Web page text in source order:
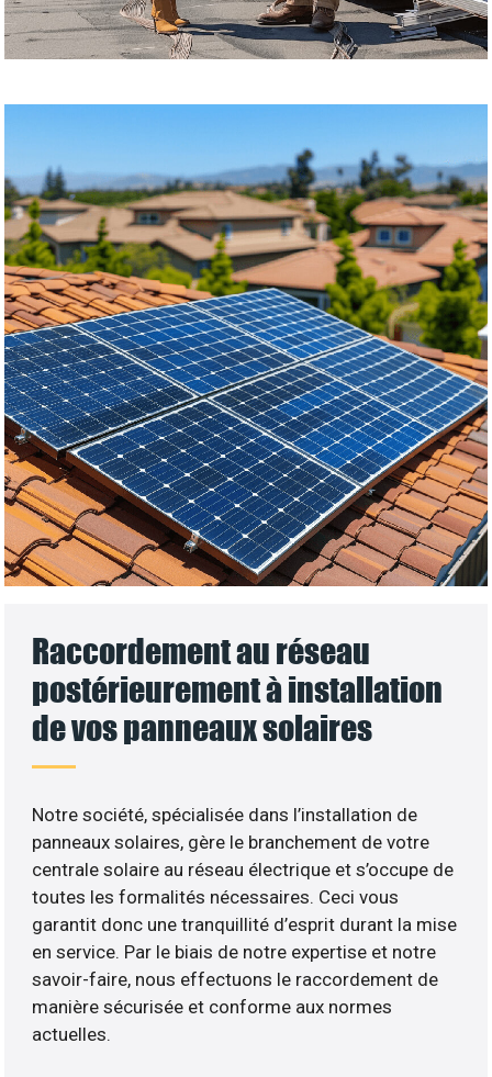
Raccordement au réseau
postérieurement à installation
de vos panneaux solaires
Notre société, spécialisée dans l’installation de
panneaux solaires, gère le branchement de votre
centrale solaire au réseau électrique et s’occupe de
toutes les formalités nécessaires. Ceci vous
garantit donc une tranquillité d’esprit durant la mise
en service. Par le biais de notre expertise et notre
savoir-faire, nous effectuons le raccordement de
manière sécurisée et conforme aux normes
actuelles.